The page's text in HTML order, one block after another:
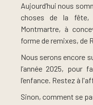
Aujourd’hui nous
choses de la fête,
Montmartre, à
forme de remixes, de
Nous serons encore
l’année 2025, pour
l’enfance. Restez à
Sinon, comment se